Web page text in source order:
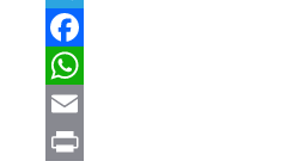
Telegram
Facebook
WhatsApp
Email